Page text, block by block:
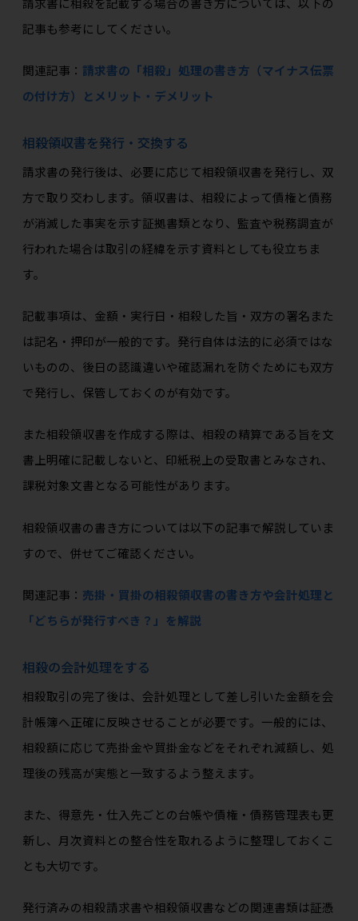
記事も参考にしてください。
関連記事： 請求書の「相殺」処理の書き方（マイナス伝票
の付け方）とメリット・デメリット
相殺領収書を発行・交換する
請求書の発行後は、必要に応じて相殺領収書を発行し、双
方で取り交わします。領収書は、相殺によって債権と債務
が消滅した事実を示す証拠書類となり、監査や税務調査が
行われた場合は取引の経緯を示す資料としても役立ちま
す。
記載事項は、金額・実行日・相殺した旨・双方の署名また
は記名・押印が一般的です。発行自体は法的に必須ではな
いものの、後日の認識違いや確認漏れを防ぐためにも双方
で発行し、保管しておくのが有効です。
また相殺領収書を作成する際は、相殺の精算である旨を文
書上明確に記載しないと、印紙税上の受取書とみなされ、
課税対象文書となる可能性があります。
相殺領収書の書き方については以下の記事で解説していま
すので、併せてご確認ください。
関連記事： 売掛・買掛の相殺領収書の書き方や会計処理と
「どちらが発行すべき？」を解説
相殺の会計処理をする
相殺取引の完了後は、会計処理として差し引いた金額を会
計帳簿へ正確に反映させることが必要です。一般的には、
相殺額に応じて売掛金や買掛金などをそれぞれ減額し、処
理後の残高が実態と一致するよう整えます。
また、得意先・仕入先ごとの台帳や債権・債務管理表も更
新し、月次資料との整合性を取れるように整理しておくこ
とも大切です。
発行済みの相殺請求書や相殺領収書などの関連書類は証憑